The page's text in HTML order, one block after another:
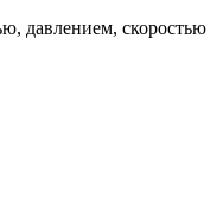
давлением,